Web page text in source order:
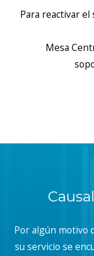
Para reactivar
Mesa
Por algún motivo
su servicio se